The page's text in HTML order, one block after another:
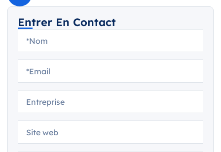
Entrer En Contact